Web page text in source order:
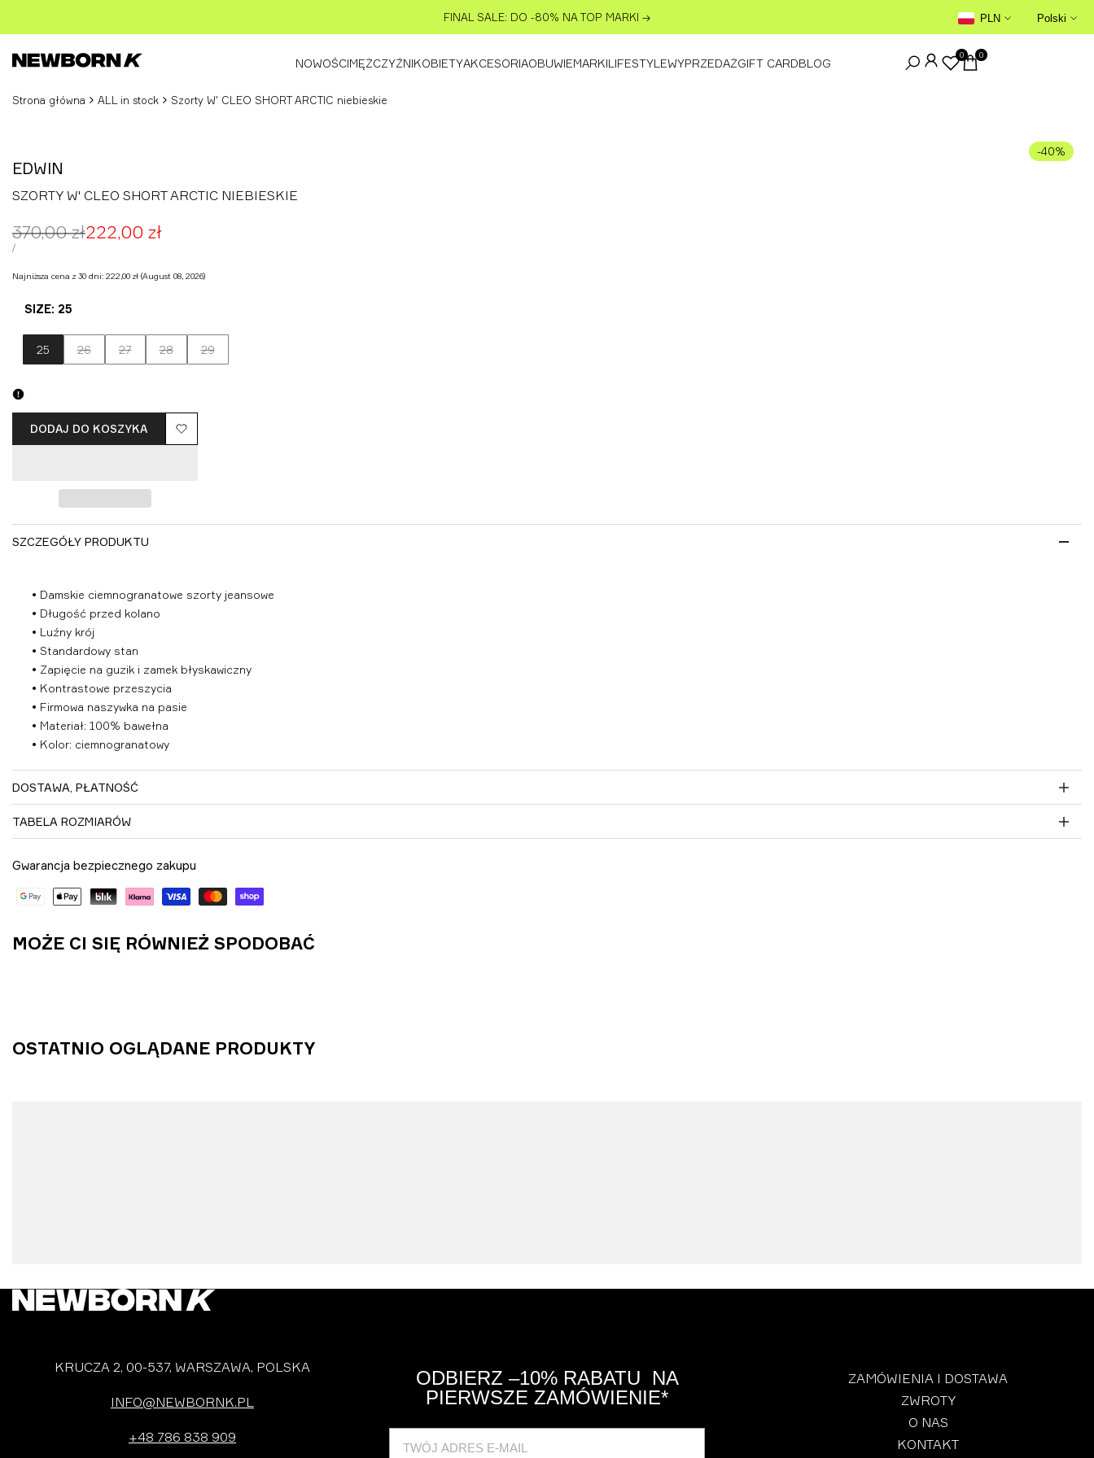
FINAL SALE: DO -80% NA TOP MARKI → GWARANCJA AUTENTYCZNOŚCI → PLN Polski
MĘŻCZYŹNIKOBIETYAKCESORIA
NOWOŚCI OBUWIEMARKILIFESTYLEWYPRZEDAŻGIFT CARDBLOG
0 0
Strona główna ALL in stock Szorty W' CLEO SHORT ARCTIC niebieskie
-40%
EDWIN
SZORTY W' CLEO SHORT ARCTIC NIEBIESKIE
Cena
regularna
370,00 złCena
222,00 zł
CENA
/ZA
Najniższa cena z 30 dni: 222,00 zł (August 08, 2026)
SIZE: 25
25
Wariant
wyprzedany
26
Wariant
wyprzedany
27
Wariant
wyprzedany
28
Wariant
wyprzedany
29
DODAJ DO KOSZYKA
Dodaj
SZCZEGÓŁY PRODUKTU
• Damskie ciemnogranatowe szorty jeansowe
• Długość przed kolano
• Luźny krój
• Standardowy stan
• Zapięcie na guzik i zamek błyskawiczny
• Kontrastowe przeszycia
• Firmowa naszywka na pasie
• Materiał: 100% bawełna
• Kolor: ciemnogranatowy
DOSTAWA, PŁATNOŚĆ
TABELA ROZMIARÓW
Gwarancja bezpiecznego zakupu
MOŻE CI SIĘ RÓWNIEŻ SPODOBAĆ
OSTATNIO OGLĄDANE PRODUKTY
KRUCZA 2, 00-537, WARSZAWA, POLSKA
INFO@NEWBORNK.PL
+48 786 838 909
ODBIERZ –10% RABATU NA
PIERWSZE ZAMÓWIENIE*
ZAMÓWIENIA I DOSTAWA
ZWROTY
O NAS
KONTAKT